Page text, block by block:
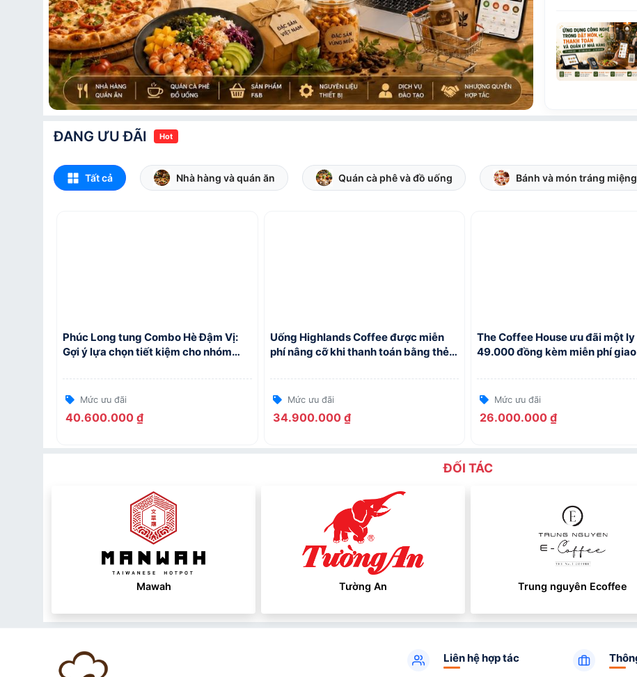
ĐANG ƯU ĐÃI Hot
Tất cả Nhà hàng và quán ăn Quán cà phê và đồ uống Bánh và món tráng miệng
Phúc Long tung Combo Hè Đậm Vị:
Gợi ý lựa chọn tiết kiệm cho nhóm
Mức ưu đãi
40.600.000 ₫
Uống Highlands Coffee được miễn
phí nâng cỡ khi thanh toán bằng thẻ
Mức ưu đãi
34.900.000 ₫
The Coffee House ưu đãi một ly
49.000 đồng kèm miễn phí
Mức ưu đãi
26.000.000 ₫
ĐỐI TÁC
Mawah Tường An Trung nguyên Ecoffee
Liên hệ hợp tác